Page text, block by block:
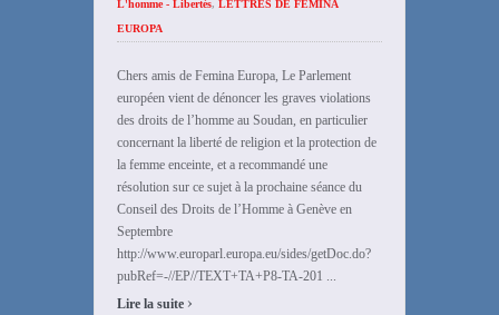
L'homme - Libertés, LETTRES DE FEMINA
EUROPA
Chers amis de Femina Europa, Le Parlement
européen vient de dénoncer les graves violations
des droits de l’homme au Soudan, en particulier
concernant la liberté de religion et la protection de
la femme enceinte, et a recommandé une
résolution sur ce sujet à la prochaine séance du
Conseil des Droits de l’Homme à Genève en
Septembre
http://www.europarl.europa.eu/sides/getDoc.do?
pubRef=-//EP//TEXT+TA+P8-TA-201 ...
Lire la suite ›